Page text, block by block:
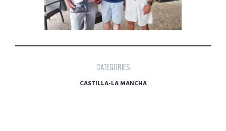
CATEGORIES
CASTILLA-LA MANCHA